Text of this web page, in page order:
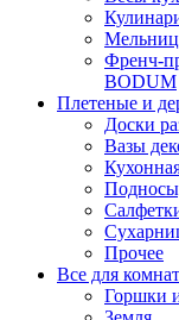
Френч-
BODUM
Плетеные и
Доски
Вазы
Прочее
Все для
Горшки